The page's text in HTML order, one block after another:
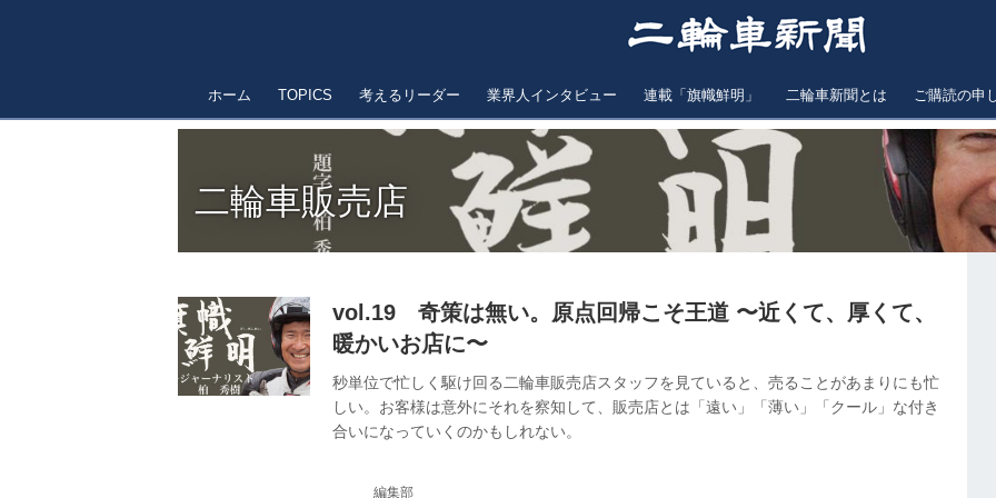
ホーム TOPICS 考えるリーダー 業界人インタビュー 連載「旗幟鮮明」 二輪車新聞とは ご購読の申
二輪車販売店
vol.19 奇策は無い。原点回帰こそ王道 〜近くて、厚くて、
暖かいお店に〜
秒単位で忙しく駆け回る二輪車販売店スタッフを見ていると、売ることがあまりにも忙
しい。お客様は意外にそれを察知して、販売店とは「遠い」「薄い」「クール」な付き
合いになっていくのかもしれない。
編集部